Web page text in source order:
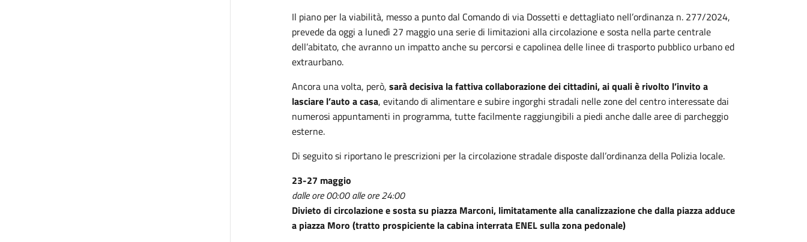
Il piano per la viabilità, messo a punto dal Comando di via Dossetti e dettagliato nell’ordinanza n. 277/2024,
prevede da oggi a lunedì 27 maggio una serie di limitazioni alla circolazione e sosta nella parte centrale
dell’abitato, che avranno un impatto anche su percorsi e capolinea delle linee di trasporto pubblico urbano ed
extraurbano.
Ancora una volta, però,sarà decisiva la fattiva collaborazione dei cittadini, ai quali è rivolto l’invito a
lasciare l’auto a casa, evitando di alimentare e subire ingorghi stradali nelle zone del centro interessate dai
numerosi appuntamenti in programma, tutte facilmente raggiungibili a piedi anche dalle aree di parcheggio
esterne.
Di seguito si riportano le prescrizioni per la circolazione stradale disposte dall’ordinanza della Polizia locale.
23-27 maggio
dalle ore 00:00 alle ore 24:00
Divieto di circolazione e sosta su piazza Marconi, limitatamente alla canalizzazione che dalla piazza adduce
a piazza Moro (tratto prospiciente la cabina interrata ENEL sulla zona pedonale)